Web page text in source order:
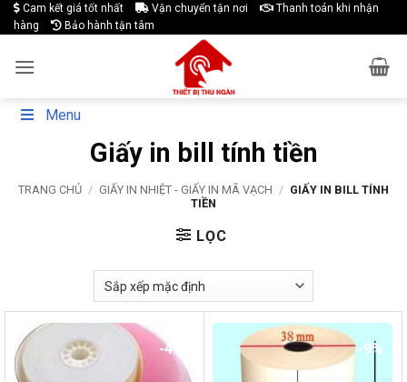
Skip
to
Cam kết giá tốt nhất Vận chuyển tận nơi
Thanh toán khi nhận
hàng
Bảo hành tận tâm
Menu
Giấy in bill tính tiền
TRANG CHỦ / GIẤY IN NHIỆT - GIẤY IN MÃ VẠCH / GIẤY IN BILL TÍNH
TIỀN
LỌC
-4% -9%